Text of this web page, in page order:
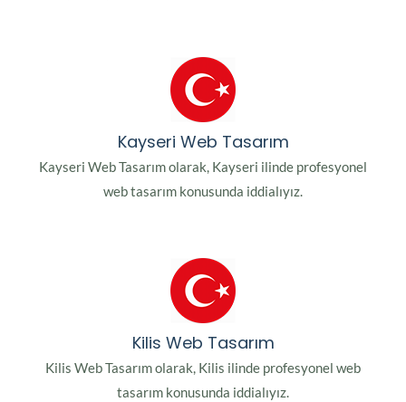
Kayseri Web Tasarım
Kayseri Web Tasarım olarak, Kayseri ilinde profesyonel
web tasarım konusunda iddialıyız.
Kilis Web Tasarım
Kilis Web Tasarım olarak, Kilis ilinde profesyonel web
tasarım konusunda iddialıyız.